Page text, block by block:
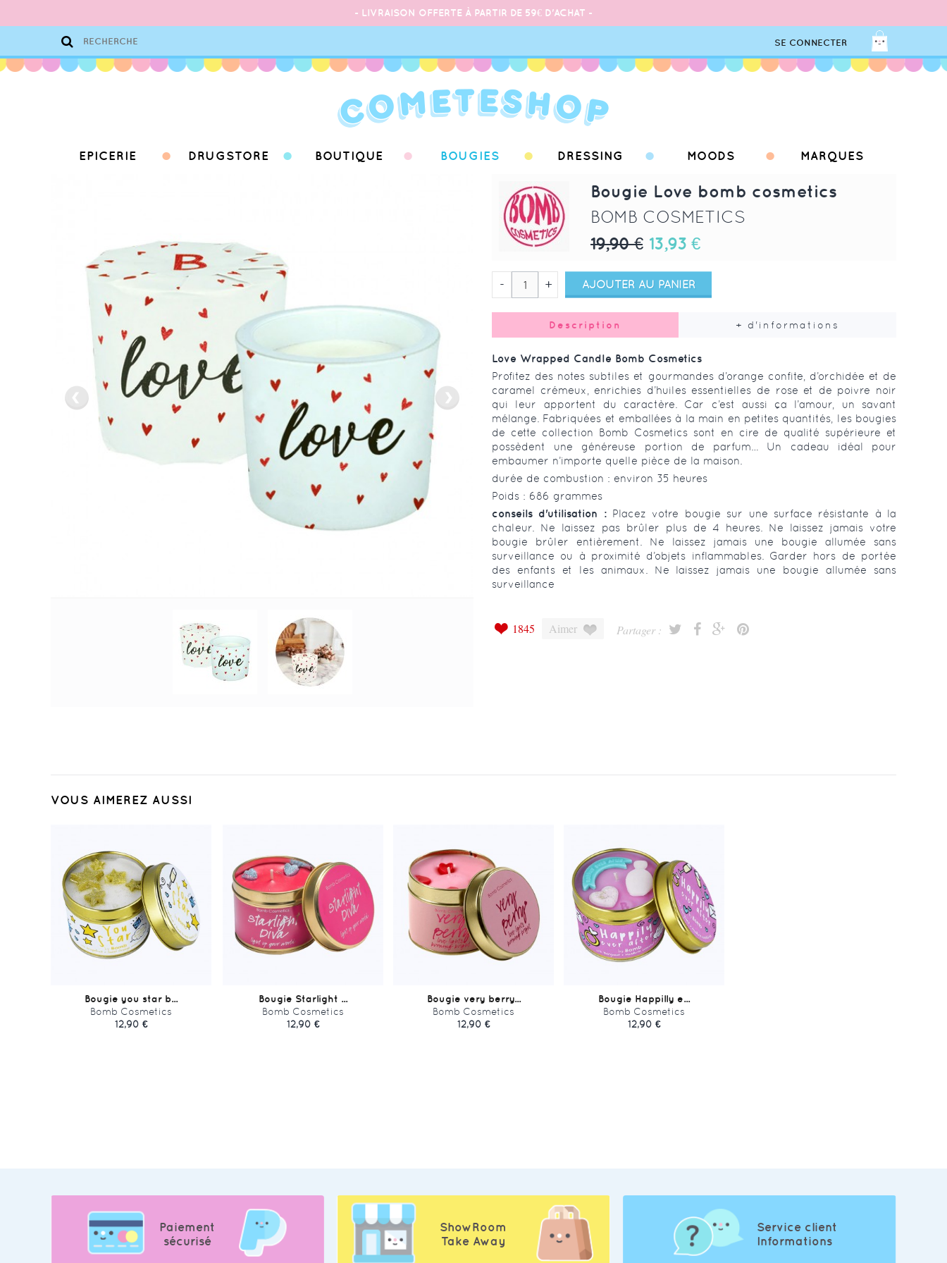
- LIVRAISON OFFERTE À PARTIR DE 59€ D'ACHAT -
SE CONNECTER
EPICERIE DRUGSTORE BOUTIQUE BOUGIES DRESSING MOODS MARQUES
Bougie Love bomb cosmetics
BOMB COSMETICS
19,90 € 13,93 €
- + AJOUTER AU PANIER
Description + d'informations
Love Wrapped Candle Bomb Cosmetics
Profitez des notes subtiles et gourmandes d’orange confite, d’orchidée et de
caramel crémeux, enrichies d’huiles essentielles de rose et de poivre noir
qui leur apportent du caractère. Car c’est aussi ça l’amour, un savant
mélange. Fabriquées et emballées à la main en petites quantités, les bougies
de cette collection Bomb Cosmetics sont en cire de qualité supérieure et
possèdent une généreuse portion de parfum… Un cadeau idéal pour
embaumer n’importe quelle pièce de la maison.
durée de combustion : environ 35 heures
Poids : 686 grammes
conseils d'utilisation : Placez votre bougie sur une surface résistante à la
chaleur. Ne laissez pas brûler plus de 4 heures. Ne laissez jamais votre
bougie brûler entièrement. Ne laissez jamais une bougie allumée sans
surveillance ou à proximité d’objets inflammables. Garder hors de portée
des enfants et les animaux. Ne laissez jamais une bougie allumée sans
surveillance
Partager :
Aimer
1845
VOUS AIMEREZ AUSSI
Bougie you star b...
Bomb Cosmetics
12,90 €
Bougie Starlight ...
Bomb Cosmetics
12,90 €
Bougie very berry...
Bomb Cosmetics
12,90 €
Bougie Happilly e...
Bomb Cosmetics
12,90 €
Paiement
sécurisé
ShowRoom
Take Away
Service client
Informations